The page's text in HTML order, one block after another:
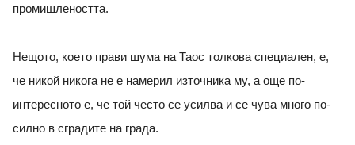
промишлеността.
Нещото, което прави шума на Таос толкова специален, е,
че никой никога не е намерил източника му, а още по-
интересното е, че той често се усилва и се чува много по-
силно в сградите на града.